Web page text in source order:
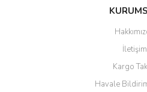
Bu ürüne ilk
Yorum Yaz
Ürün resmi kalitesiz, bozuk veya
Ürün açıklamasında eksik bilgiler
Ürün bilgilerinde hatalar
İletişim
Kargo
Havale